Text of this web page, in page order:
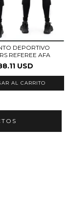
DEPORTIVO
REFEREE AFA
USD
AL CARRITO